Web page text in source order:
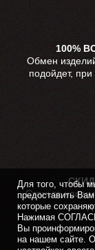
100%
Обмен
подойдет,
Станьте
Для того, чтобы
предоставить
которые
Нажимая
Вы
на нашем сайте.